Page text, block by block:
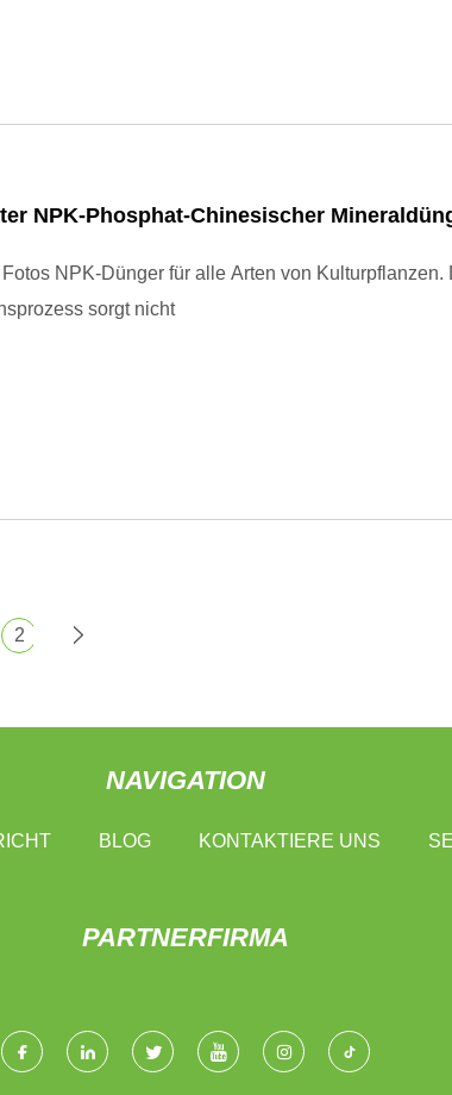
NPK-Phosphat-Chinesischer
NPK-Dünger für alle Arten von Kulturpflanzen.
sorgt nicht
2
NAVIGATION
BLOG KONTAKTIERE UNS
PARTNERFIRMA